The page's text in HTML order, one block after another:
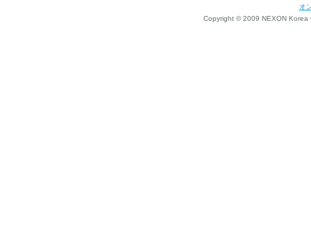
オ
Copyright © 2009 NEXON Korea